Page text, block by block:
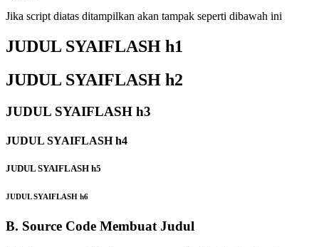
Jika script diatas ditampilkan akan tampak seperti dibawah ini
JUDUL SYAIFLASH h1
JUDUL SYAIFLASH h2
JUDUL SYAIFLASH h3
JUDUL SYAIFLASH h4
JUDUL SYAIFLASH h5
JUDUL SYAIFLASH h6
B. Source Code Membuat Judul